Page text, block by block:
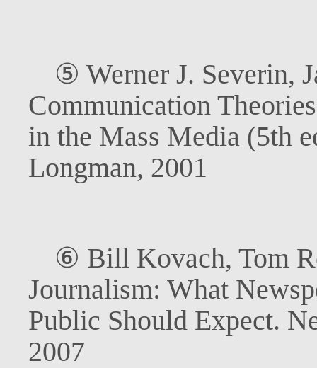
⑤ Werner J. Severin,
Communication
in the Mass Media (5th
Longman, 2001
⑥ Bill Kovach, Tom
Journalism: What
Public Should Expect.
2007